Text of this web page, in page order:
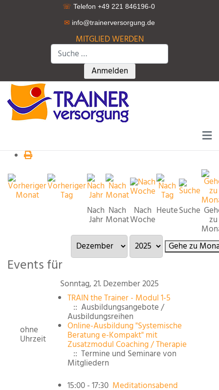
☏ Telefon +49 221 846196-0
✉ info@trainerversorgung.de
MITGLIED WERDEN
Suchen
Type 2 or more characters for
Anmelden
Nach
Jahr
Nach
Monat
Nach
Woche
HeuteSuche
zu
Gehe zu
Events für
Sonntag, 21. Dezember 2025
ohne
Uhrzeit
TRAIN the Trainer - Modul 1-5
:: Ausbildungsangebote /
Ausbildungsreihen
Online-Ausbildung "Systemische
Beratung e-Kompakt" mit
Zusatzmodul Coaching / Therapie
:: Termine und Seminare von
Mitgliedern
15:00 - 17:30 Meditationsabend